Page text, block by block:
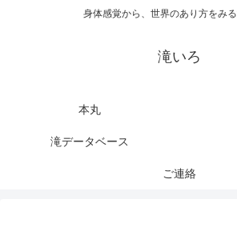
身体感覚から、世界のあり方をみ
滝いろ
本丸
滝データベース
ご連絡